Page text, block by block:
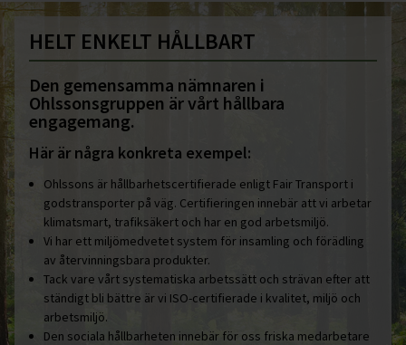
HELT ENKELT HÅLLBART
Den gemensamma nämnaren i
Ohlssonsgruppen är vårt hållbara
engagemang.
Här är några konkreta exempel:
Ohlssons är hållbarhetscertifierade enligt Fair Transport i
godstransporter på väg. Certifieringen innebär att vi arbetar
klimatsmart, trafiksäkert och har en god arbetsmiljö.
Vi har ett miljömedvetet system för insamling och förädling
av återvinningsbara produkter.
Tack vare vårt systematiska arbetssätt och strävan efter att
ständigt bli bättre är vi ISO-certifierade i kvalitet, miljö och
arbetsmiljö.
Den sociala hållbarheten innebär för oss friska medarbetare